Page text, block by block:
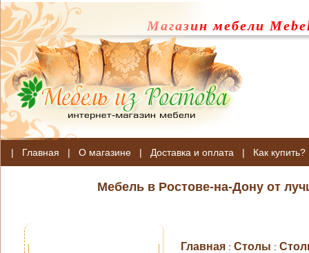
Магазин мебели
| Главная | О магазине | Доставка и оплата | Как купить?
Мебель в Ростове-на-Дону от
Главная : Столы :